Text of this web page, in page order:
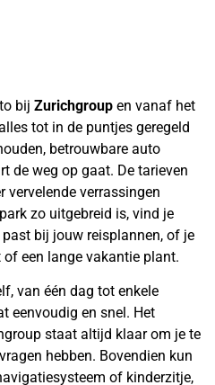
bij Zurichgroup en vanaf het
tot in de puntjes geregeld
betrouwbare auto
de weg op gaat. De tarieven
vervelende verrassingen
zo uitgebreid is, vind je
bij jouw reisplannen, of je
een lange vakantie plant.
van één dag tot enkele
eenvoudig en snel. Het
staat altijd klaar om je te
hebben. Bovendien kun
of kinderzitje,